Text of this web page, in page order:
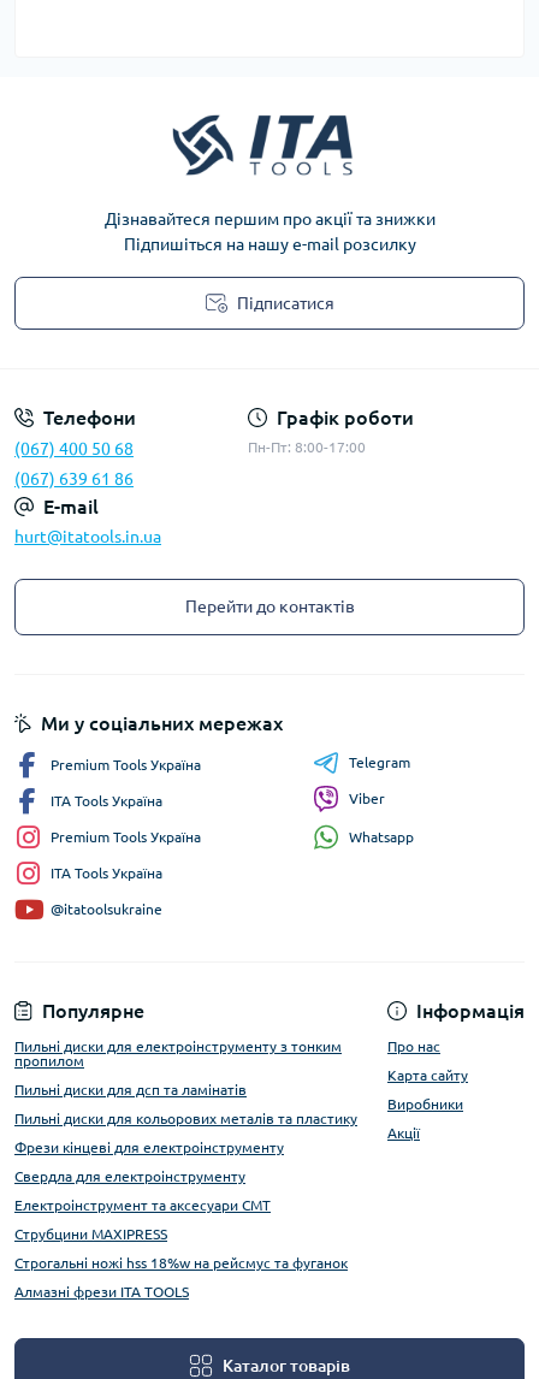
Дізнавайтеся першим про акції та знижки
Підпишіться на нашу e-mail розсилку
Підписатися
Телефони
(067) 400 50 68
(067) 639 61 86
Графік роботи
Пн-Пт: 8:00-17:00
E-mail
hurt@itatools.in.ua
Перейти до контактів
Популярне
Пильні диски для електроінструменту з тонким
пропилом
Пильні диски для дсп та ламінатів
Пильні диски для кольорових металів та пластику
Фрези кінцеві для електроінструменту
Свердла для електроінструменту
Електроінструмент та аксесуари CMT
Струбцини MAXIPRESS
Строгальні ножі hss 18%w на рейсмус та фуганок
Алмазні фрези ITA TOOLS
Інформація
Про нас
Карта сайту
Виробники
Акції
Каталог товарів
Ми у соціальних мережах
Premium Tools Україна
ITA Tools Україна
Premium Tools Україна
ITA Tools Україна
@itatoolsukraine
Telegram
Viber
Whatsapp